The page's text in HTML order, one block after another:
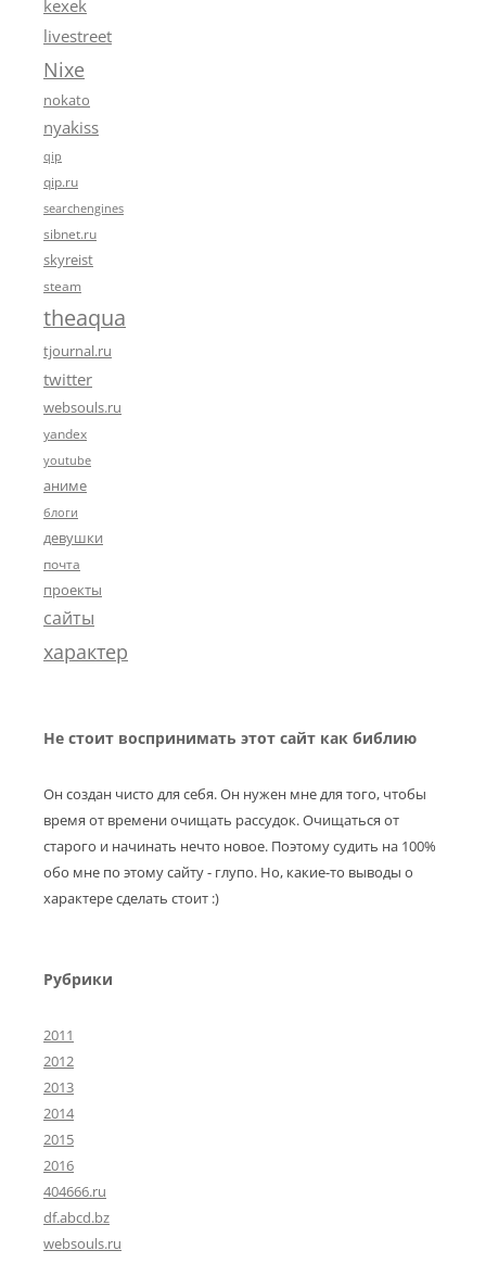
kexek
livestreet
Nixe
nokato
nyakiss
qip
qip.ru
searchengines
sibnet.ru
skyreist
steam
theaqua
tjournal.ru
twitter
websouls.ru
yandex
youtube
аниме
блоги
девушки
почта
проекты
сайты
характер
Не стоит воспринимать этот сайт как библию
Он создан чисто для себя. Он нужен мне для того, чтобы
время от времени очищать рассудок. Очищаться от
старого и начинать нечто новое. Поэтому судить на 100%
обо мне по этому сайту - глупо. Но, какие-то выводы о
характере сделать стоит :)
Рубрики
2011
2012
2013
2014
2015
2016
404666.ru
df.abcd.bz
websouls.ru